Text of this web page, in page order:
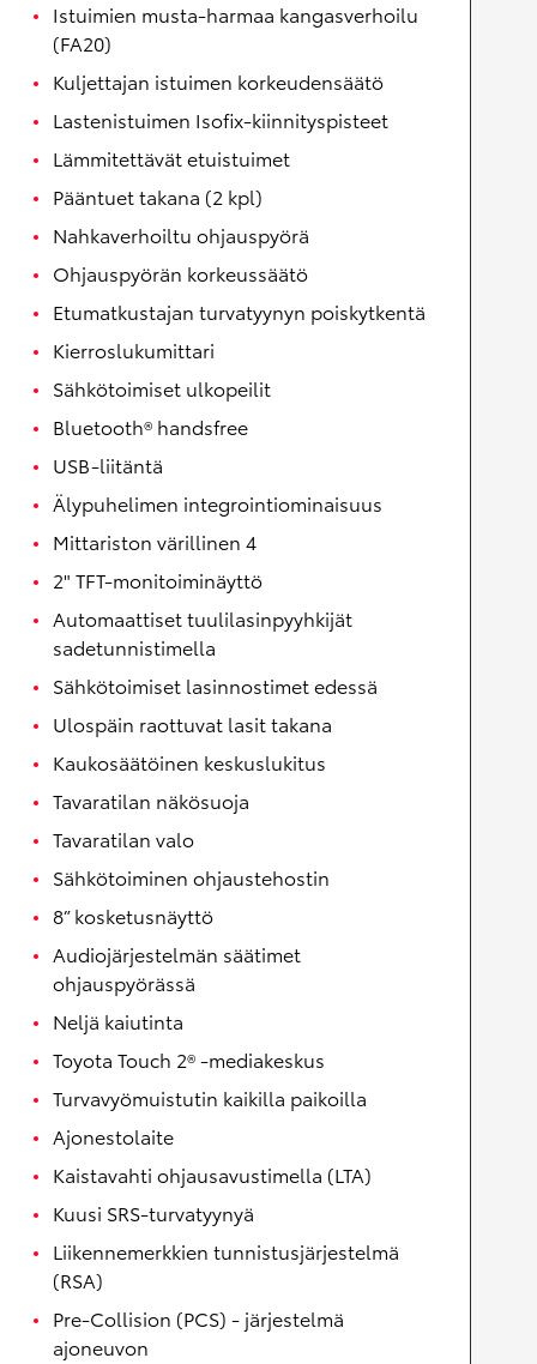
Istuimien musta-harmaa kangasverhoilu
(FA20)
Kuljettajan istuimen korkeudensäätö
Lastenistuimen Isofix-kiinnityspisteet
Lämmitettävät etuistuimet
Pääntuet takana (2 kpl)
Nahkaverhoiltu ohjauspyörä
Ohjauspyörän korkeussäätö
Etumatkustajan turvatyynyn poiskytkentä
Kierroslukumittari
Sähkötoimiset ulkopeilit
Bluetooth® handsfree
USB-liitäntä
Älypuhelimen integrointiominaisuus
Mittariston värillinen 4
2" TFT-monitoiminäyttö
Automaattiset tuulilasinpyyhkijät
sadetunnistimella
Sähkötoimiset lasinnostimet edessä
Ulospäin raottuvat lasit takana
Kaukosäätöinen keskuslukitus
Tavaratilan näkösuoja
Tavaratilan valo
Sähkötoiminen ohjaustehostin
8” kosketusnäyttö
Audiojärjestelmän säätimet
ohjauspyörässä
Neljä kaiutinta
Toyota Touch 2® -mediakeskus
Turvavyömuistutin kaikilla paikoilla
Ajonestolaite
Kaistavahti ohjausavustimella (LTA)
Kuusi SRS-turvatyynyä
Liikennemerkkien tunnistusjärjestelmä
(RSA)
Pre-Collision (PCS) - järjestelmä
ajoneuvon